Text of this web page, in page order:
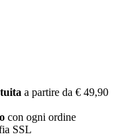
a partire da € 49,90
con ogni ordine
SSL